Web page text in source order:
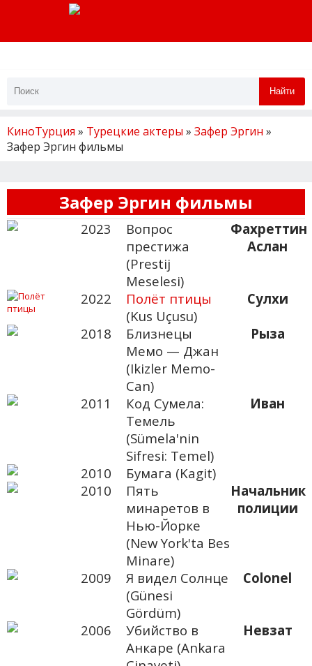
Найти
КиноТурция » Турецкие актеры » Зафер Эргин »
Зафер Эргин фильмы
Зафер Эргин фильмы
2023
Вопрос
престижа
(Prestij
Meselesi)
Фахреттин
Аслан
2022
Полёт птицы
(Kus Uçusu)
Сулхи
2018
Близнецы
Мемо — Джан
(Ikizler Memo-
Can)
Рыза
2011
Код Сумела:
Темель
(Sümela'nin
Sifresi: Temel)
Иван
2010
Бумага (Kagit)
2010
Пять
минаретов в
Нью-Йорке
(New York'ta Bes
Minare)
Начальник
полиции
2009
Я видел Солнце
(Günesi
Gördüm)
Colonel
2006
Убийство в
Анкаре (Ankara
Невзат